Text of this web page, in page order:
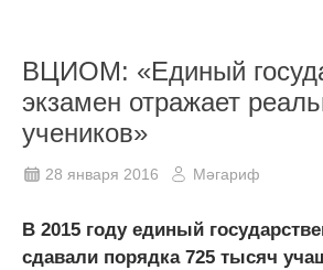
ВЦИОМ: «Единый
экзамен отражает
учеников»
28 января 2016 Мәгариф
В 2015 году единый
сдавали порядка 725 тысяч